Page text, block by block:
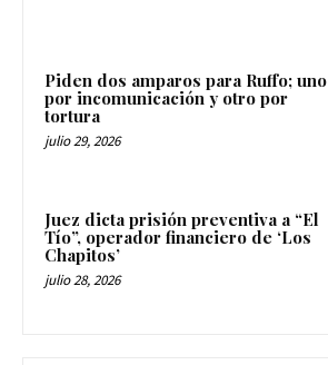
Piden dos amparos para Ruffo; uno
por incomunicación y otro por
tortura
julio 29, 2026
Juez dicta prisión preventiva a “El
Tío”, operador financiero de ‘Los
Chapitos’
julio 28, 2026